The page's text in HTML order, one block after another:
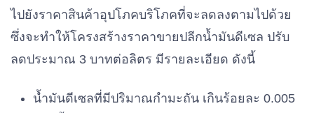
ไปยังราคาสินค้าอุปโภคบริโภคที่จะลดลงตามไปด้วย
ซึ่งจะทำให้โครงสร้างราคาขายปลีกน้ำมันดีเซล ปรับ
ลดประมาณ 3 บาทต่อลิตร มีรายละเอียด ดังนี้
น้ำมันดีเซลที่มีปริมาณกำมะถัน เกินร้อยละ 0.005